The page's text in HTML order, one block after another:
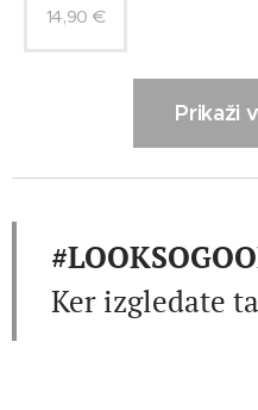
14,90 €
Prikaži
Ker izgledate